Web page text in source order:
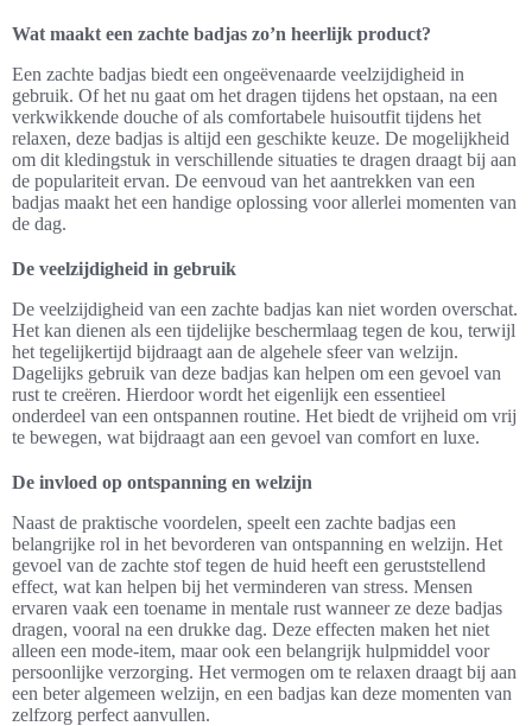
Wat maakt een zachte badjas zo’n heerlijk product?
Een zachte badjas biedt een ongeëvenaarde veelzijdigheid in
gebruik. Of het nu gaat om het dragen tijdens het opstaan, na een
verkwikkende douche of als comfortabele huisoutfit tijdens het
relaxen, deze badjas is altijd een geschikte keuze. De mogelijkheid
om dit kledingstuk in verschillende situaties te dragen draagt bij aan
de populariteit ervan. De eenvoud van het aantrekken van een
badjas maakt het een handige oplossing voor allerlei momenten van
de dag.
De veelzijdigheid in gebruik
De veelzijdigheid van een zachte badjas kan niet worden overschat.
Het kan dienen als een tijdelijke beschermlaag tegen de kou, terwijl
het tegelijkertijd bijdraagt aan de algehele sfeer van welzijn.
Dagelijks gebruik van deze badjas kan helpen om een gevoel van
rust te creëren. Hierdoor wordt het eigenlijk een essentieel
onderdeel van een ontspannen routine. Het biedt de vrijheid om vrij
te bewegen, wat bijdraagt aan een gevoel van comfort en luxe.
De invloed op ontspanning en welzijn
Naast de praktische voordelen, speelt een zachte badjas een
belangrijke rol in het bevorderen van ontspanning en welzijn. Het
gevoel van de zachte stof tegen de huid heeft een geruststellend
effect, wat kan helpen bij het verminderen van stress. Mensen
ervaren vaak een toename in mentale rust wanneer ze deze badjas
dragen, vooral na een drukke dag. Deze effecten maken het niet
alleen een mode-item, maar ook een belangrijk hulpmiddel voor
persoonlijke verzorging. Het vermogen om te relaxen draagt bij aan
een beter algemeen welzijn, en een badjas kan deze momenten van
zelfzorg perfect aanvullen.